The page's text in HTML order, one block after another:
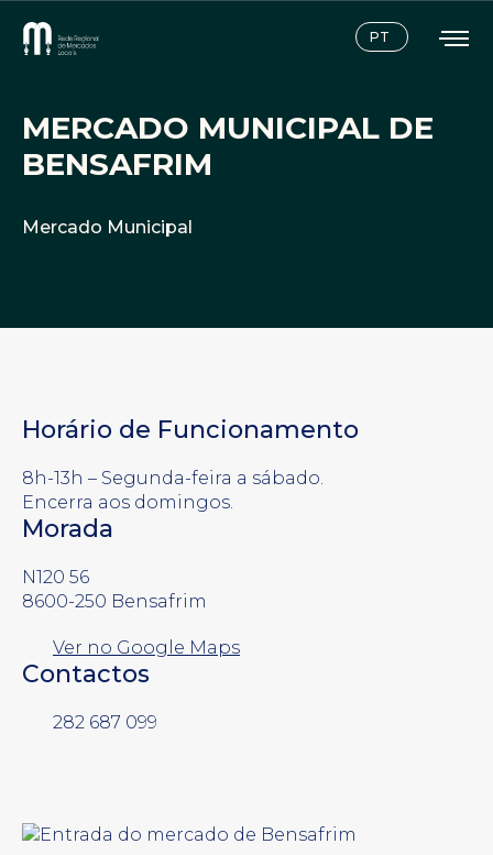
PT
MERCADO MUNICIPAL DE
BENSAFRIM
Mercado Municipal
Horário de Funcionamento
8h-13h – Segunda-feira a sábado.
Encerra aos domingos.
Morada
N120 56
8600-250 Bensafrim
Ver no Google Maps
Contactos
282 687 099